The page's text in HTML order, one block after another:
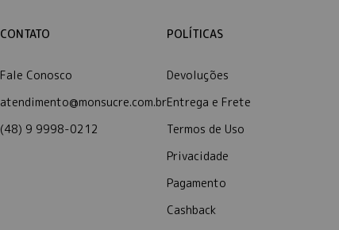
CONTATO
Fale Conosco
atendimento@monsucre.com.br
(48) 9 9998-0212
POLÍTICAS
Devoluções
Entrega e Frete
Termos de Uso
Privacidade
Pagamento
Cashback